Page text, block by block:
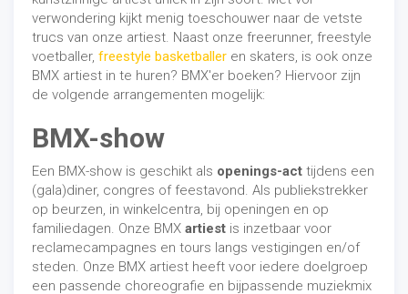
verwondering kijkt menig toeschouwer naar de vetste
trucs van onze artiest. Naast onze freerunner, freestyle
voetballer, freestyle basketballer en skaters, is ook onze
BMX artiest in te huren? BMX'er boeken? Hiervoor zijn
de volgende arrangementen mogelijk:
BMX-show
Een BMX-show is geschikt als openings-act tijdens een
(gala)diner, congres of feestavond. Als publiekstrekker
op beurzen, in winkelcentra, bij openingen en op
familiedagen. Onze BMX artiest is inzetbaar voor
reclamecampagnes en tours langs vestigingen en/of
steden. Onze BMX artiest heeft voor iedere doelgroep
een passende choreografie en bijpassende muziekmix